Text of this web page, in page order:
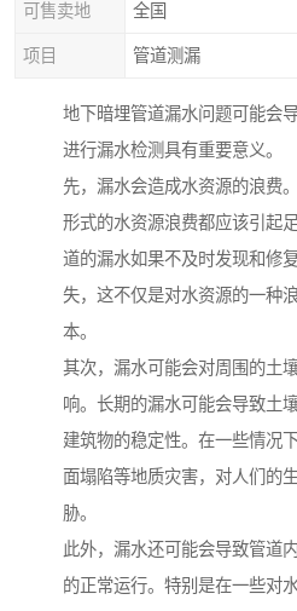
可售卖地 全国
项目 管道测漏
地下暗埋管道漏水问题可能会
进行漏水检测具有重要意义。
先，漏水会造成水资源的浪费
形式的水资源浪费都应该引起
道的漏水如果不及时发现和修
失，这不仅是对水资源的一种
本。
其次，漏水可能会对周围的土
响。长期的漏水可能会导致土
建筑物的稳定性。在一些情况
面塌陷等地质灾害，对人们的
胁。
此外，漏水还可能会导致管道
的正常运行。特别是在一些对